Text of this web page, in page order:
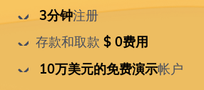
3分钟注册
存款和取款 $ 0费用
10万美元的免费演示帐户